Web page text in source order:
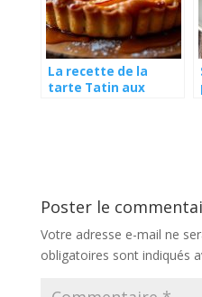
La recette de la
tarte Tatin aux
Poster le
Votre adresse e-mail ne
obligatoires sont indiqués